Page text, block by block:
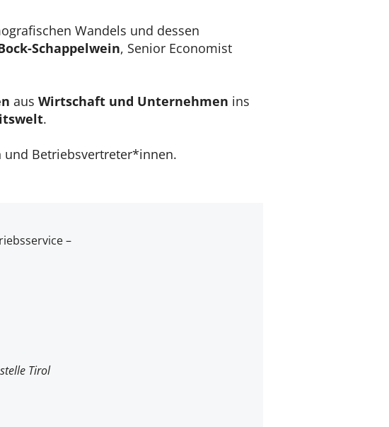
Wandels und dessen
Schappelwein, Senior Economist
aus Wirtschaft und Unternehmen ins
.
und Betriebsvertreter*innen.
–
Tirol